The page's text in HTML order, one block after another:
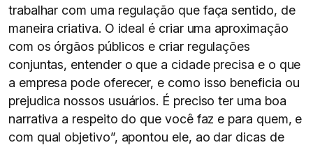
trabalhar com uma regulação que faça sentido, de
maneira criativa. O ideal é criar uma aproximação
com os órgãos públicos e criar regulações
conjuntas, entender o que a cidade precisa e o que
a empresa pode oferecer, e como isso beneficia ou
prejudica nossos usuários. É preciso ter uma boa
narrativa a respeito do que você faz e para quem, e
com qual objetivo”, apontou ele, ao dar dicas de